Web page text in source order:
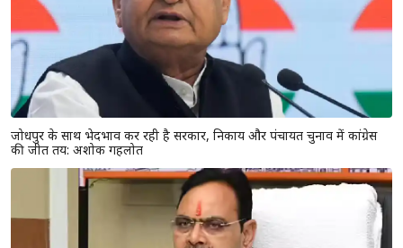
जोधपुर के साथ भेदभाव कर रही है सरकार, निकाय और पंचायत चुनाव में कांग्रेस
की जीत तय: अशोक गहलोत